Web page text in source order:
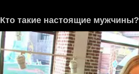
Кто такие настоящие мужчины?